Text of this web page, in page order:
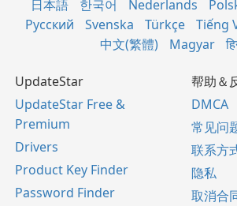
日本語 한국어 Nederlands
Русский
Svenska Türkçe Tiếng
中文(繁體)
Magyar
UpdateStar
UpdateStar Free &
Premium
Drivers
Product Key Finder
Password Finder
帮助＆
DMCA
常见问
联系方
隐私
取消合